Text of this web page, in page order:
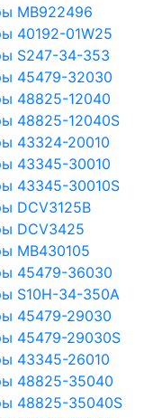
MB922496
40192-01W25
S247-34-353
45479-32030
48825-12040
48825-12040S
43324-20010
43345-30010
43345-30010S
DCV3125B
DCV3425
MB430105
45479-36030
S10H-34-350A
45479-29030
45479-29030S
43345-26010
48825-35040
48825-35040S